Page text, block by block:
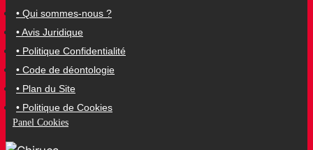
• Qui sommes-nous ?
• Avis Juridique
• Politique Confidentialité
• Code de déontologie
• Plan du Site
• Politique de Cookies
Panel Cookies